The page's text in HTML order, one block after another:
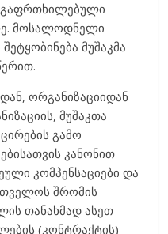
გაფრთხილებული
მოსალოდნელი
მუშაკმა
ორგანიზაციიდან
მუშაკთა
გამო
კანონით
კომპენსაციები და
შრომის
თანახმად ასეთ
(კონტრაქტის)